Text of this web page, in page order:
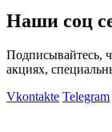
Наши соц
Подписывайтесь,
акциях,
Vkontakte Telegram